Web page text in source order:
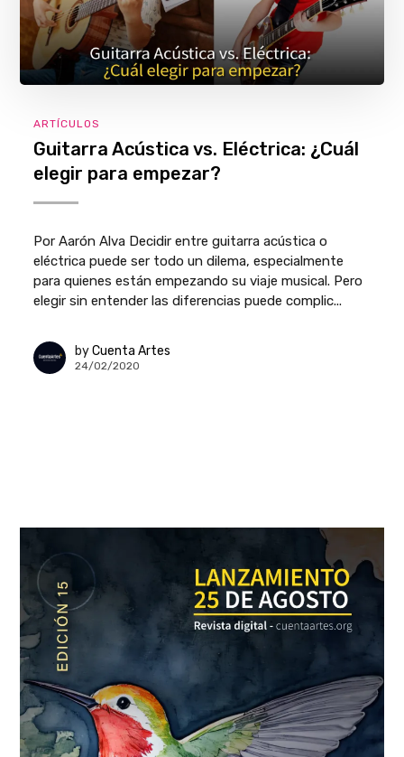
ARTÍCULOS
Guitarra Acústica vs. Eléctrica: ¿Cuál
elegir para empezar?
Por Aarón Alva Decidir entre guitarra acústica o
eléctrica puede ser todo un dilema, especialmente
para quienes están empezando su viaje musical. Pero
elegir sin entender las diferencias puede complic...
by Cuenta Artes
24/02/2020